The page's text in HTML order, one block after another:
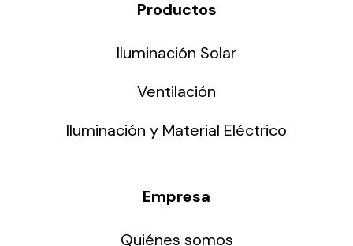
Productos
Iluminación Solar
Ventilación
Iluminación y Material Eléctrico
Empresa
Quiénes somos